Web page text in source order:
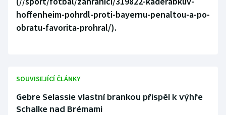
Sportovní střelba
Stolní tenis
Veslování
Vodní slalom
hoffenheim-pohrdl-proti-bayernu-penaltou-a-po-
obratu-favorita-prohral/).
SOUVISEJÍCÍ ČLÁNKY
Gebre Selassie vlastní brankou přispěl k výhře
Schalke nad Brémami